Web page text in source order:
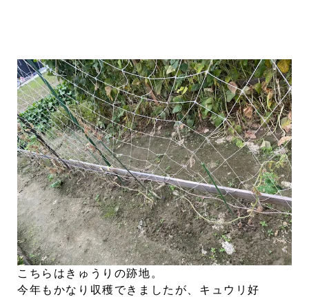
こちらはきゅうりの跡地。
今年もかなり収穫できましたが、キュウリ好